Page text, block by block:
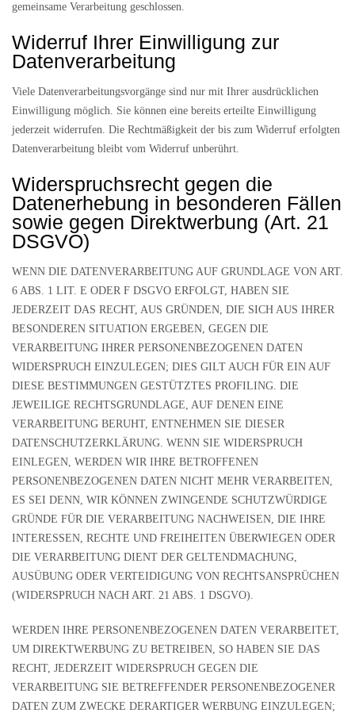
gemeinsame Verarbeitung geschlossen.
Widerruf Ihrer Einwilligung zur
Datenverarbeitung
Viele Datenverarbeitungsvorgänge sind nur mit Ihrer ausdrücklichen
Einwilligung möglich. Sie können eine bereits erteilte Einwilligung
jederzeit widerrufen. Die Rechtmäßigkeit der bis zum Widerruf erfolgten
Datenverarbeitung bleibt vom Widerruf unberührt.
Widerspruchsrecht gegen die
Datenerhebung in besonderen Fällen
sowie gegen Direktwerbung (Art. 21
DSGVO)
WENN DIE DATENVERARBEITUNG AUF GRUNDLAGE VON ART.
6 ABS. 1 LIT. E ODER F DSGVO ERFOLGT, HABEN SIE
JEDERZEIT DAS RECHT, AUS GRÜNDEN, DIE SICH AUS IHRER
BESONDEREN SITUATION ERGEBEN, GEGEN DIE
VERARBEITUNG IHRER PERSONENBEZOGENEN DATEN
WIDERSPRUCH EINZULEGEN; DIES GILT AUCH FÜR EIN AUF
DIESE BESTIMMUNGEN GESTÜTZTES PROFILING. DIE
JEWEILIGE RECHTSGRUNDLAGE, AUF DENEN EINE
VERARBEITUNG BERUHT, ENTNEHMEN SIE DIESER
DATENSCHUTZERKLÄRUNG. WENN SIE WIDERSPRUCH
EINLEGEN, WERDEN WIR IHRE BETROFFENEN
PERSONENBEZOGENEN DATEN NICHT MEHR VERARBEITEN,
ES SEI DENN, WIR KÖNNEN ZWINGENDE SCHUTZWÜRDIGE
GRÜNDE FÜR DIE VERARBEITUNG NACHWEISEN, DIE IHRE
INTERESSEN, RECHTE UND FREIHEITEN ÜBERWIEGEN ODER
DIE VERARBEITUNG DIENT DER GELTENDMACHUNG,
AUSÜBUNG ODER VERTEIDIGUNG VON RECHTSANSPRÜCHEN
(WIDERSPRUCH NACH ART. 21 ABS. 1 DSGVO).
WERDEN IHRE PERSONENBEZOGENEN DATEN VERARBEITET,
UM DIREKTWERBUNG ZU BETREIBEN, SO HABEN SIE DAS
RECHT, JEDERZEIT WIDERSPRUCH GEGEN DIE
VERARBEITUNG SIE BETREFFENDER PERSONENBEZOGENER
DATEN ZUM ZWECKE DERARTIGER WERBUNG EINZULEGEN;